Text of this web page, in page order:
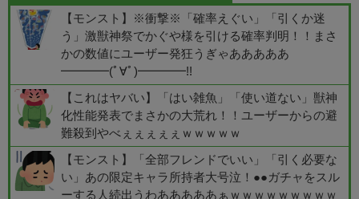
【モンスト】※衝撃※「確率えぐい」「引くか迷
う」激獣神祭でかぐや様を引ける確率判明！！まさ
かの数値にユーザー発狂うぎゃあああああ
━━━━(ﾟ∀ﾟ)━━━━!!
【これはヤバい】「はい雑魚」「使い道ない」獣神
化性能発表でまさかの大荒れ！！ユーザーからの避
難殺到やべぇぇぇぇぇｗｗｗｗｗ
【モンスト】「全部フレンドでいい」「引く必要な
い」あの限定キャラ所持者大号泣！●●ガチャをスル
ーする人続出うわあああああぁｗｗｗｗｗｗｗｗｗ